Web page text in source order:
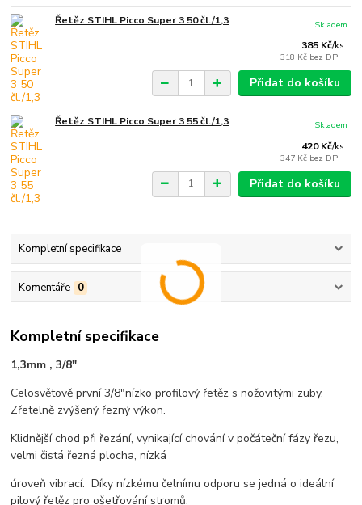
Řetěz STIHL Picco Super 3 50 čl./1,3
385 Kč/ks
318 Kč bez DPH
Skladem
Přidat do košíku
Řetěz STIHL Picco Super 3 55 čl./1,3
420 Kč/ks
347 Kč bez DPH
Skladem
Přidat do košíku
Kompletní specifikace
Komentáře 0
Kompletní specifikace
1,3mm , 3/8"
Celosvětově první 3/8"nízko profilový řetěz s nožovitými zuby.
Zřetelně zvýšený řezný výkon.
Klidnější chod při řezání, vynikající chování v počáteční fázy řezu,
velmi čistá řezná plocha, nízká
úroveň vibrací. Díky nízkému čelnímu odporu se jedná o ideální
pilový řetěz pro ošetřování stromů.